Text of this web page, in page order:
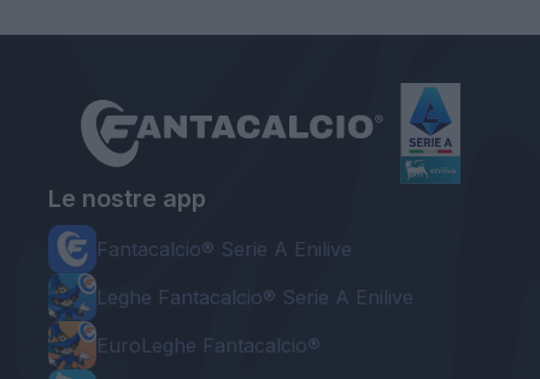
Le nostre app
Fantacalcio® Serie A Enilive
Leghe Fantacalcio® Serie A Enilive
EuroLeghe Fantacalcio®